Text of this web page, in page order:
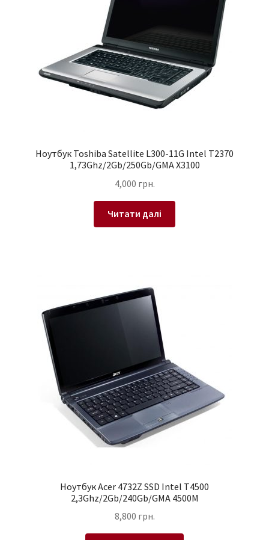
Ноутбук Toshiba Satellite L300-11G Intel T2370
1,73Ghz/2Gb/250Gb/GMA X3100
4,000 грн.
Читати далі
Ноутбук Acer 4732Z SSD Intel T4500
2,3Ghz/2Gb/240Gb/GMA 4500M
8,800 грн.